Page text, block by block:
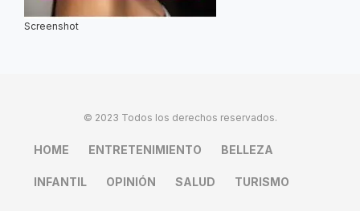
Screenshot
© 2023 Todos los derechos reservados.
HOME ENTRETENIMIENTO BELLEZA
INFANTIL OPINIÓN SALUD TURISMO